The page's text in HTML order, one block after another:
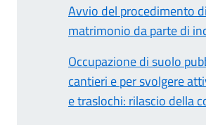
Avvio del procedimento
matrimonio da parte di
Occupazione di suolo
cantieri e per svolgere
e traslochi: rilascio della